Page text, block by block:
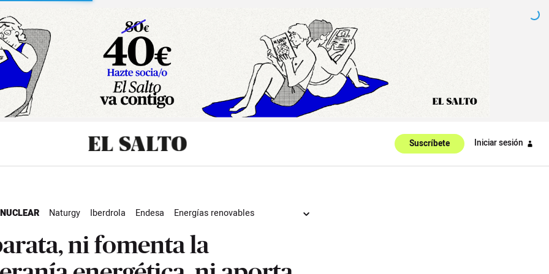
Suscríbete Iniciar sesión
Naturgy Iberdrola Endesa
Energías renovables
ni fomenta la